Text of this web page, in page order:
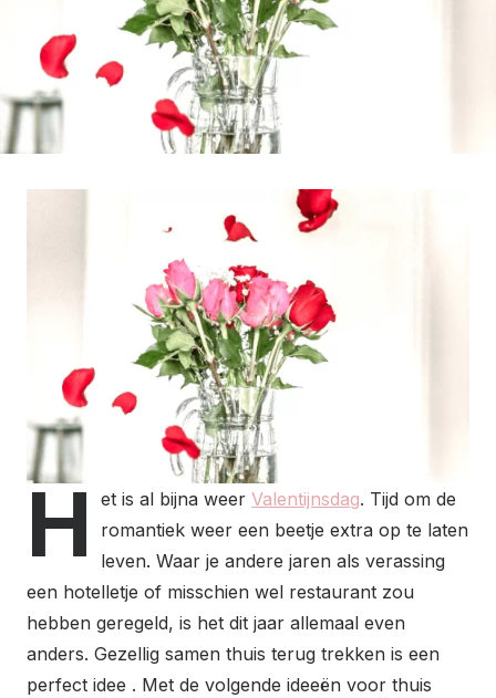
H et is al bijna weer Valentijnsdag. Tijd om de
romantiek weer een beetje extra op te laten
leven. Waar je andere jaren als verassing
een hotelletje of misschien wel restaurant zou
hebben geregeld, is het dit jaar allemaal even
anders. Gezellig samen thuis terug trekken is een
perfect idee . Met de volgende ideeën voor thuis